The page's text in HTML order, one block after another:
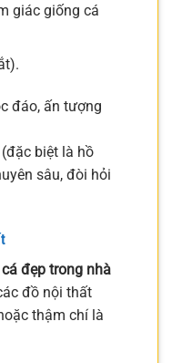
giác giống cá
đáo, ấn tượng
biệt là hồ
sâu, đòi hỏi
đẹp trong nhà
đồ nội thất
thậm chí là